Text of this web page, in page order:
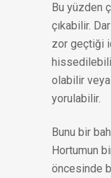
Bu yüzden
çıkabilir.
zor geçtiği
olabilir
yorulabilir.
Bunu bir
Hortumun bir
öncesinde